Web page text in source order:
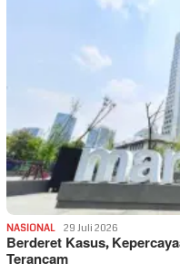
NASIONAL 29 Juli 2026
Berderet Kasus,
Terancam